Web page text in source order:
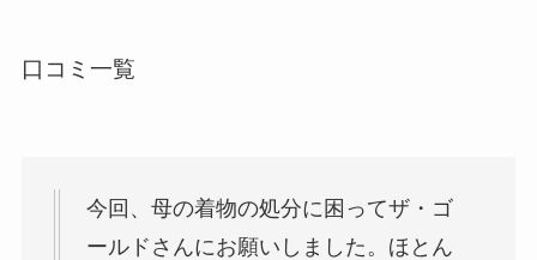
口コミ一覧
今回、母の着物の処分に困ってザ・ゴ
ールドさんにお願いしました。ほとん